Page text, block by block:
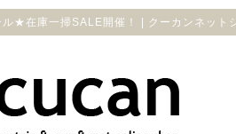
★在庫一掃SALE開催！ | クーカンネット